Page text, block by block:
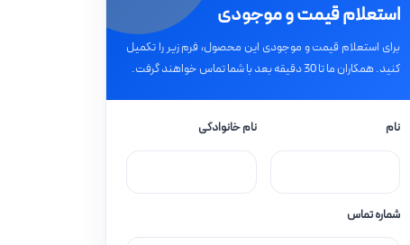
استعلام قیمت و موجودی
برای استعلام قیمت و موجودی این محصول، فرم زیر را تکمیل
کنید. همکاران ما تا 30 دقیقه بعد با شما تماس خواهند گرفت.
نام نام خانوادگی
شماره تماس